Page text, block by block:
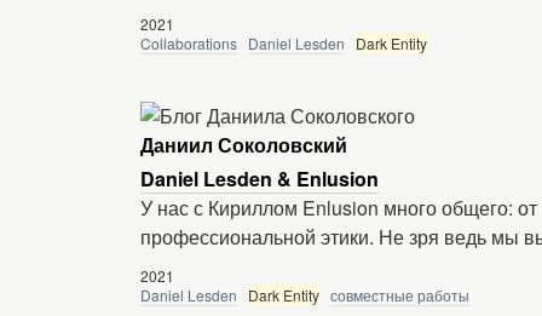
2021
Collaborations Daniel Lesden Dark Entity
Даниил Соколовский
Daniel Lesden & Enlusion
У нас с Кириллом Enlusion много общего:
профессиональной этики. Не зря ведь мы
2021
Daniel Lesden
Dark Entity совместные работы